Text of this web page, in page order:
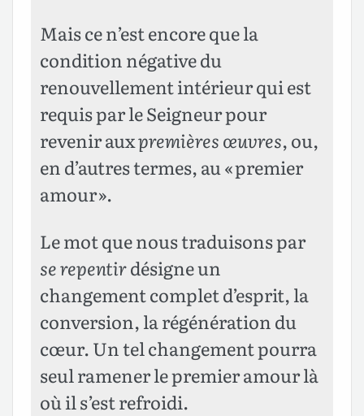
Mais ce n’est encore que la
condition négative du
renouvellement intérieur qui est
requis par le Seigneur pour
revenir auxpremières œuvres, ou,
en d’autres termes, au « premier
amour ».
Le mot que nous traduisons par
se repentirdésigne un
changement complet d’esprit, la
conversion, la régénération du
cœur. Un tel changement pourra
seul ramener le premier amour là
où il s’est refroidi.